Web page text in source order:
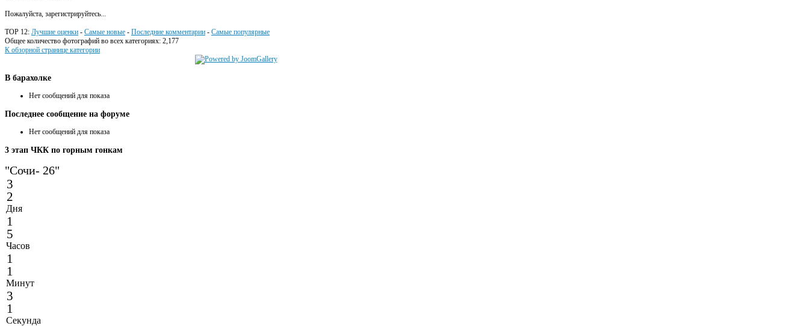
Пожалуйста, зарегистрируйтесь...
TOP 12: Лучшие оценки - Самые новые - Последние комментарии - Самые популярные
Общее количество фотографий во всех категориях: 2,177
К обзорной странице категории
В барахолке
Нет сообщений для показа
Последнее сообщение на форуме
Нет сообщений для показа
3 этап ЧКК по горным гонкам
"Сочи- 26"
3
2
Дня
1
5
Часов
1
1
Минут
3
1
Секунда